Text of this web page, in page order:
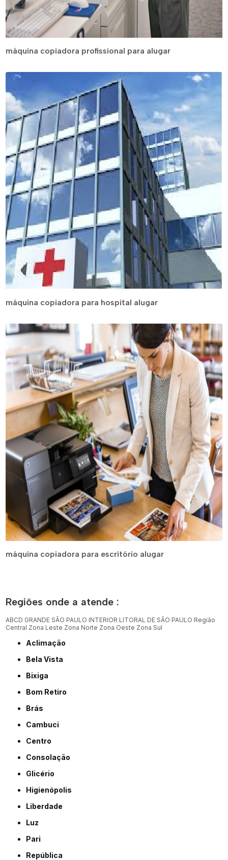
máquina copiadora profissional para alugar
máquina copiadora para hospital alugar
máquina copiadora para escritório alugar
Regiões onde a atende :
ABCD GRANDE SÃO PAULO INTERIOR LITORAL DE SÃO PAULO Região
Central Zona Leste Zona Norte Zona Oeste Zona Sul
Aclimação
Bela Vista
Bixiga
Bom Retiro
Brás
Cambuci
Centro
Consolação
Glicério
Higienópolis
Liberdade
Luz
Pari
República